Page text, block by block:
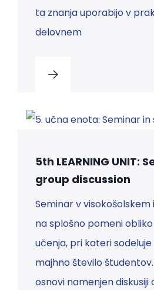
ta znanja uporabijo v
delovnem
5th LEARNING UNIT:
group discussion
Seminar v visokošolskem
na splošno pomeni
učenja, pri kateri
majhno število
osnovi namenjen diskusiji